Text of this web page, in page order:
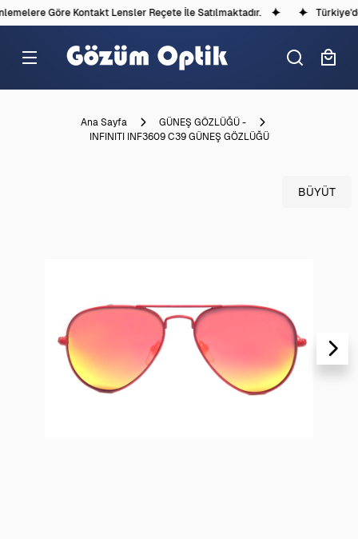
Göre Kontakt Lensler Reçete İle Satılmaktadır.
Ana Sayfa
GÜNEŞ GÖZLÜĞÜ -
INFINITI INF3609 C39 GÜNEŞ GÖZLÜĞÜ
BÜYÜT